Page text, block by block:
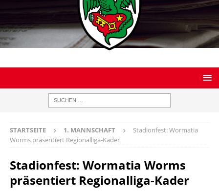
STARTSEITE 1. MANNSCHAFT
Stadionfest: Wormatia
Worms präsentiert Regionalliga-Kader
Stadionfest: Wormatia Worms
präsentiert Regionalliga-Kader